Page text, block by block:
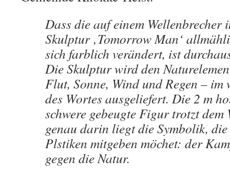
Dass die auf einem Wellenbrecher
Skulptur ‚Tomorrow Man‘
sich farblich verändert, ist
Die Skulptur wird den
Flut, Sonne, Wind und Regen – im
des Wortes ausgeliefert. Die 2 m
schwere gebeugte Figur trotzt dem
genau darin liegt die Symbolik,
Plstiken mitgeben möchet: der
gegen die Natur.